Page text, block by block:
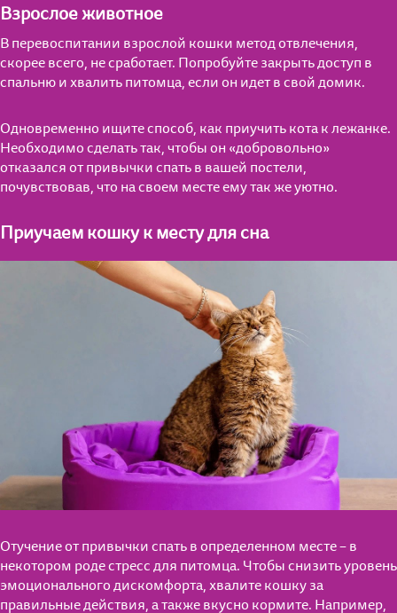
Взрослое животное
В перевоспитании взрослой кошки метод отвлечения,
скорее всего, не сработает. Попробуйте закрыть доступ в
спальню и хвалить питомца, если он идет в свой домик.
Одновременно ищите способ, как приучить кота к лежанке.
Необходимо сделать так, чтобы он «добровольно»
отказался от привычки спать в вашей постели,
почувствовав, что на своем месте ему так же уютно.
Приучаем кошку к месту для сна
Отучение от привычки спать в определенном месте – в
некотором роде стресс для питомца. Чтобы снизить уровень
эмоционального дискомфорта, хвалите кошку за
правильные действия, а также вкусно кормите. Например,